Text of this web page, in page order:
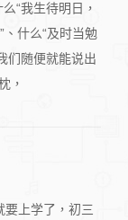
“我生待明日，
什么“及时当勉
们随便就能说出
，
要上学了，初三